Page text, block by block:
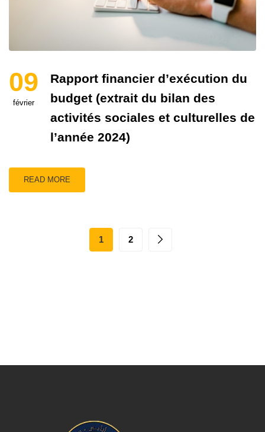
09
février
Rapport financier d’exécution du
budget (extrait du bilan des
activités sociales et culturelles de
l’année 2024)
READ MORE
1 2